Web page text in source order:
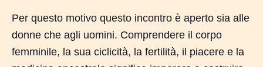
Per questo motivo questo incontro è aperto sia alle
donne che agli uomini. Comprendere il corpo
femminile, la sua ciclicità, la fertilità, il piacere e la